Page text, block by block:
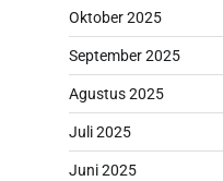
Oktober 2025
September 2025
Agustus 2025
Juli 2025
Juni 2025